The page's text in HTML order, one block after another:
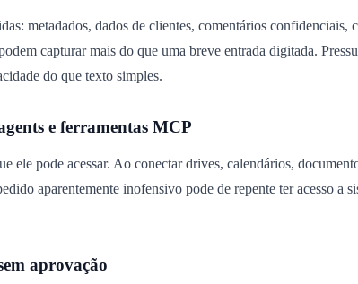
metadados, dados de clientes, comentários confidenciais,
capturar mais do que uma breve entrada digitada.
do que texto simples.
e ferramentas MCP
ele pode acessar. Ao conectar drives, calendários,
aparentemente inofensivo pode de repente ter acesso a
aprovação